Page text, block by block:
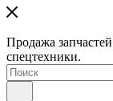
Продажа
спецтехники.